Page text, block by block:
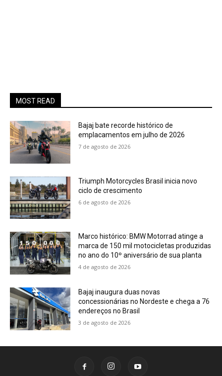
MOST READ
Bajaj bate recorde histórico de
emplacamentos em julho de 2026
7 de agosto de 2026
Triumph Motorcycles Brasil inicia novo
ciclo de crescimento
6 de agosto de 2026
Marco histórico: BMW Motorrad atinge a
marca de 150 mil motocicletas produzidas
no ano do 10º aniversário de sua planta
4 de agosto de 2026
Bajaj inaugura duas novas
concessionárias no Nordeste e chega a 76
endereços no Brasil
3 de agosto de 2026